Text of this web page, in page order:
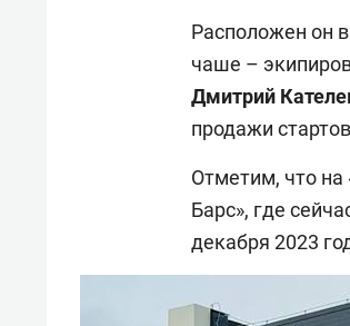
Расположен он
чаше –
Дмитрий
продажи
Отметим, что
Барс», где
декабря 2023